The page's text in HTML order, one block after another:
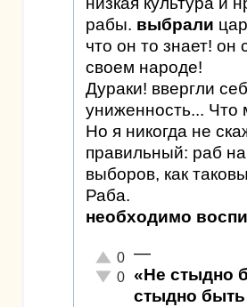
рабы. выбрали
что он то знает! он
своем народе!
Дураки! ввергли
униженность... Что
Но я никогда не
правильный: раб
выборов, как
Раба.
необходимо
Отлично!
0
Неадекватно!
0
—
«Не стыдно
стыдно быть